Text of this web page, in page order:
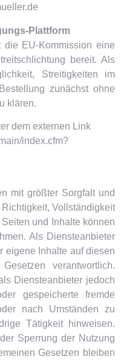
Plattform
EU-Kommission eine
bereit. Als
Streitigkeiten im
zunächst ohne
klären.
dem externen Link
index.cfm?
mit größter Sorgfalt und
Vollständigkeit
und Inhalte können
Als Diensteanbieter
eigene Inhalte auf diesen
verantwortlich.
Diensteanbieter jedoch
gespeicherte fremde
nach Umständen zu
Tätigkeit hinweisen.
Sperrung der Nutzung
Gesetzen bleiben